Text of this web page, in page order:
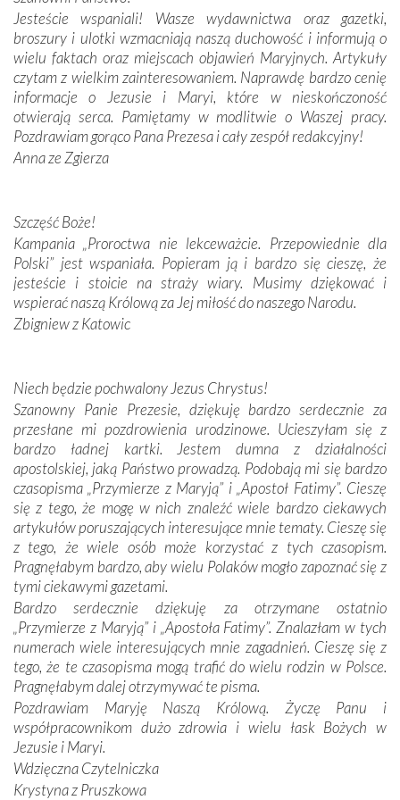
Podążyliśmy też śladami fatimskich wizjonerów – Łucji
dos Santos oraz świętych Hiacynty i Franciszka Marto.
Modliliśmy się przy ich grobach. Odprawiliśmy Drogę
Krzyżową w ich rodzinnych stronach, odwiedziliśmy
domy, w których żyli.
W miejscu objawień Matki Bożej zapaliliśmy świece
Podczas tej kilkudniowej wyprawy na każdym kroku
spotykaliśmy się z serdeczną otwartością
Portugalczyków. Podziwialiśmy ich ludową sztukę i
zwyczaje. Mimo że nasze kraje są od siebie bardzo
oddalone, w żaden sposób nie czuliśmy się obco.
Sprawiła to oczywiście sama Matka Boża, ale też
kulturowa bliskość biorąca swój początek w naszej
mieliśmy okazję przekonać się, że Maryja swoją opieką
otacza nie tylko nasz naród, lecz wszystkie nacje, które
się Jej ufnie oddają, a także każdą osobę, która zawierza
Jej siebie oraz swych bliskich.
Dzieje Portugalii to również historia wierności Bogu i
odstępstw, także w życiu władców. Trudne momenty w
wymiarze tak osobistym, jak i zbiorowym, przypominają o
konieczności ciągłego zabiegania o własną duszę i o łaskę
Opatrzności. Wierność przynosi pomyślność –
przynajmniej w życiu duchowym. Odstępstwo owocuje
nieszczęściem i śmiercią. Te uniwersalne prawdy
przychodziły na myśl, gdy słuchaliśmy opowieści
przewodników o portugalskich monarchach i wodzach,
zwycięskich bitwach i nieszczęśliwych losach grzesznych
kochanków.
Byli tym razem pośród Apostołów Fatimy reprezentanci
każdego spośród żyjących pokoleń. Najmłodszy uczestnik
liczył sobie 13 lat, zaś senior, pan Zdzisław – już 94.
Całe życie marzyłem, by tu przyjechać
Jesteście wspaniali! Wasze wydawnictwa oraz gazetki,
broszury i ulotki wzmacniają naszą duchowość i informują o
wielu faktach oraz miejscach objawień Maryjnych. Artykuły
czytam z wielkim zainteresowaniem. Naprawdę bardzo cenię
informacje o Jezusie i Maryi, które w nieskończoność
otwierają serca. Pamiętamy w modlitwie o Waszej pracy.
Pozdrawiam gorąco Pana Prezesa i cały zespół redakcyjny!
Anna ze Zgierza
Szczęść Boże!
Kampania „Proroctwa nie lekceważcie. Przepowiednie dla
Polski” jest wspaniała. Popieram ją i bardzo się cieszę, że
jesteście i stoicie na straży wiary. Musimy dziękować i
wspierać naszą Królową za Jej miłość do naszego Narodu.
Zbigniew z Katowic
Niech będzie pochwalony Jezus Chrystus!
Szanowny Panie Prezesie, dziękuję bardzo serdecznie za
przesłane mi pozdrowienia urodzinowe. Ucieszyłam się z
bardzo ładnej kartki. Jestem dumna z działalności
apostolskiej, jaką Państwo prowadzą. Podobają mi się bardzo
czasopisma „Przymierze z Maryją” i „Apostoł Fatimy”. Cieszę
się z tego, że mogę w nich znaleźć wiele bardzo ciekawych
artykułów poruszających interesujące mnie tematy. Cieszę się
z tego, że wiele osób może korzystać z tych czasopism.
Pragnęłabym bardzo, aby wielu Polaków mogło zapoznać się z
tymi ciekawymi gazetami.
Bardzo serdecznie dziękuję za otrzymane ostatnio
„Przymierze z Maryją” i „Apostoła Fatimy”. Znalazłam w tych
numerach wiele interesujących mnie zagadnień. Cieszę się z
tego, że te czasopisma mogą trafić do wielu rodzin w Polsce.
Pragnęłabym dalej otrzymywać te pisma.
Pozdrawiam Maryję Naszą Królową. Życzę Panu i
współpracownikom dużo zdrowia i wielu łask Bożych w
Jezusie i Maryi.
Wdzięczna Czytelniczka
Krystyna z Pruszkowa